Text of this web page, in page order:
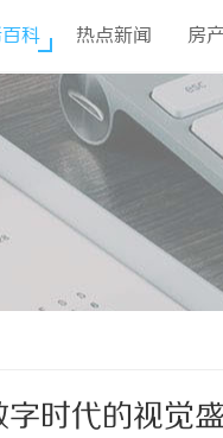
科 热点新闻 房
时代的视觉